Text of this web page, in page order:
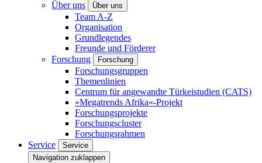
Über uns
Über uns
Team A-Z
Organisation
Grundlegendes
Freunde und Förderer
Forschung
Forschung
Forschungsgruppen
Themenlinien
Centrum für angewandte Türkeistudien (CATS)
»Megatrends Afrika«-Projekt
Forschungsprojekte
Forschungscluster
Forschungsrahmen
Service
Service
Navigation zuklappen